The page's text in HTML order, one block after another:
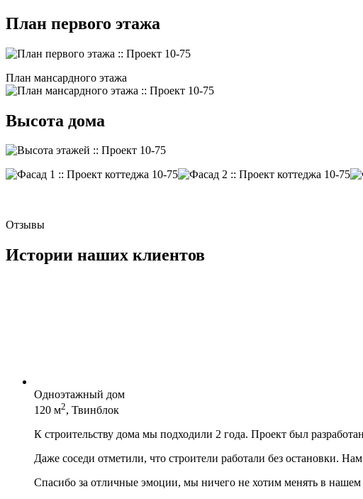
План первого этажа
План мансардного этажа
Высота дома
Отзывы
Истории наших клиентов
Одноэтажный дом
120 м2, Твинблок
К строительству дома мы подходили 2 года. Проект был
Даже соседи отметили, что строители работали без остановки.
Спасибо за отличные эмоции, мы ничего не хотим менять в нашем